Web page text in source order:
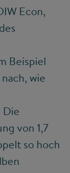
Econ,
Beispiel
wie
von 1,7
so hoch